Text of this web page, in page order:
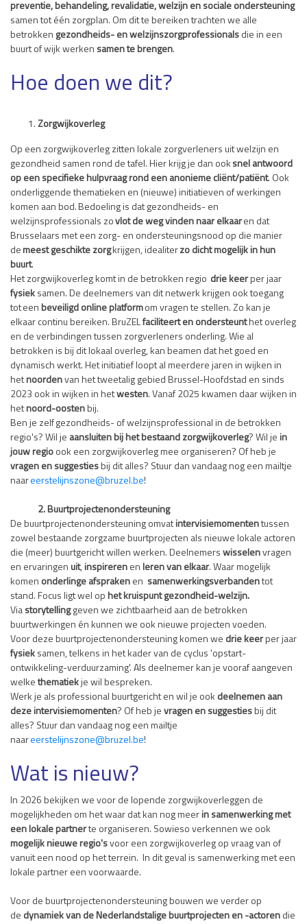
preventie, behandeling, revalidatie, welzijn en sociale ondersteuning
samen tot één zorgplan. Om dit te bereiken trachten we alle
betrokken gezondheids- en welzijnszorgprofessionals die in een
buurt of wijk werken samen te brengen.
Hoe doen we dit?
Zorgwijkoverleg
Op een zorgwijkoverleg zitten lokale zorgverleners uit welzijn en
gezondheid samen rond de tafel. Hier krijg je dan ook snel antwoord
op een specifieke hulpvraag rond een anonieme cliënt/patiënt. Ook
onderliggende thematieken en (nieuwe) initiatieven of werkingen
komen aan bod. Bedoeling is dat gezondheids- en
welzijnsprofessionals zo vlot de weg vinden naar elkaar en dat
Brusselaars met een zorg- en ondersteuningsnood op die manier
de meest geschikte zorgkrijgen, idealiter zo dicht mogelijk in hun
buurt.
Het zorgwijkoverleg komt in de betrokken regio drie keer per jaar
fysiek samen. De deelnemers van dit netwerk krijgen ook toegang
tot een beveiligd online platform om vragen te stellen. Zo kan je
elkaar continu bereiken. BruZELfaciliteert en ondersteunthet overleg
en de verbindingen tussen zorgverleners onderling. Wie al
betrokken is bij dit lokaal overleg, kan beamen dat het goed en
dynamisch werkt. Het initiatief loopt al meerdere jaren in wijken in
hetnoorden van het tweetalig gebied Brussel-Hoofdstad en sinds
2023 ook in wijken in hetwesten. Vanaf 2025 kwamen daar wijken in
hetnoord-oosten bij.
Ben je zelf gezondheids- of welzijnsprofessional in de betrokken
regio's? Wil je aansluiten bij het bestaand zorgwijkoverleg? Wil je in
jouw regio ook een zorgwijkoverleg mee organiseren? Of heb je
vragen en suggesties bij dit alles? Stuur dan vandaag nog een mailtje
naareerstelijnszone@bruzel.be!
2. Buurtprojectenondersteuning
De buurtprojectenondersteuning omvatintervisiemomenten tussen
zowel bestaande zorgzame buurtprojecten als nieuwe lokale actoren
die (meer) buurtgericht willen werken. Deelnemers wisselen vragen
en ervaringen uit, inspireren en leren van elkaar. Waar mogelijk
komen onderlinge afspraken en samenwerkingsverbanden tot
stand. Focus ligt wel op het kruispunt gezondheid-welzijn.
Via storytellinggeven we zichtbaarheid aan de betrokken
buurtwerkingen én kunnen we ook nieuwe projecten voeden.
Voor deze buurtprojectenondersteuning komen we drie keer per jaar
fysiek samen, telkens in het kader van de cyclus 'opstart-
ontwikkeling-verduurzaming'. Als deelnemer kan je vooraf aangeven
welke thematiek je wil bespreken.
Werk je als professional buurtgericht en wil je ook deelnemen aan
deze intervisiemomenten? Of heb je vragen en suggesties bij dit
alles? Stuur dan vandaag nog een mailtje
naareerstelijnszone@bruzel.be!
Wat is nieuw?
In 2026 bekijken we voor de lopende zorgwijkoverleggen de
mogelijkheden om het waar dat kan nog meer in samenwerking met
een lokale partner te organiseren. Sowieso verkennen we ook
mogelijk nieuwe regio's voor een zorgwijkoverleg op vraag van of
vanuit een nood op het terrein. In dit geval is samenwerking met een
lokale partner een voorwaarde.
Voor de buurtprojectenondersteuning bouwen we verder op
de dynamiek van de Nederlandstalige buurtprojecten en -actoren die